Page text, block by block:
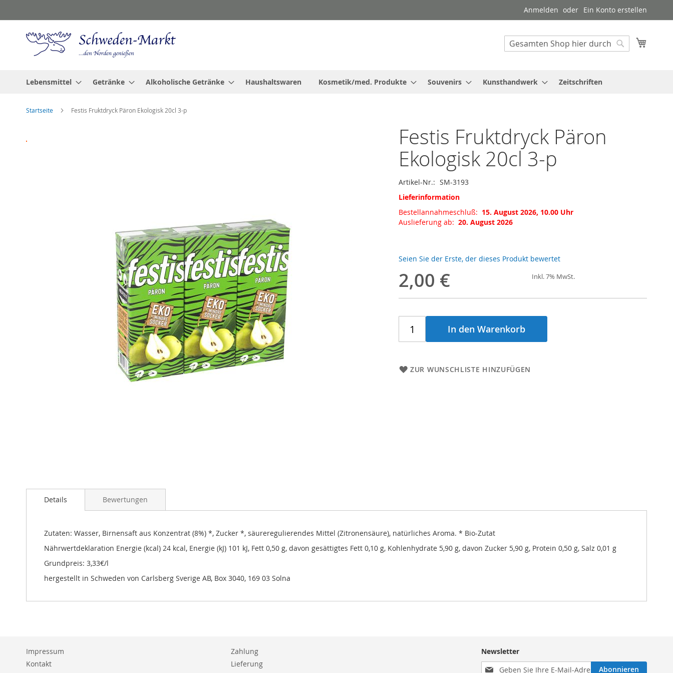
Inhalt
Anmelden Ein Konto erstellen
Suche
Lebensmittel Getränke Alkoholische Getränke Haushaltswaren Kosmetik/med. Produkte Souvenirs Kunsthandwerk Zeitschriften
Startseite Festis Fruktdryck Päron Ekologisk 20cl 3-p
Ende
Anfang
Festis Fruktdryck Päron
Ekologisk 20cl 3-p
Artikel-Nr.
SM-3193
Lieferinformation
Bestellannahmeschluß: 15. August 2026, 10.00 Uhr
Auslieferung ab: 20. August 2026
Seien Sie der Erste, der dieses Produkt bewertet
2,00 € Inkl. 7% MwSt.
In den Warenkorb
ZUR WUNSCHLISTE HINZUFÜGEN
Details
Zutaten: Wasser, Birnensaft aus Konzentrat (8%) *, Zucker *, säureregulierendes Mittel (Zitronensäure), natürliches Aroma. * Bio-Zutat
Nährwertdeklaration Energie (kcal) 24 kcal, Energie (kJ) 101 kJ, Fett 0,50 g, davon gesättigtes Fett 0,10 g, Kohlenhydrate 5,90 g, davon Zucker 5,90 g, Protein 0,50 g, Salz 0,01 g
Grundpreis: 3,33€/l
hergestellt in Schweden von Carlsberg Sverige AB, Box 3040, 169 03 Solna
Bewertungen
Impressum
Kontakt
Zahlung
Lieferung
Newsletter
Melden
Abonnieren